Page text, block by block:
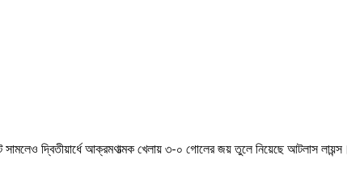
দ্বিতীয়ার্ধে আক্রমণাত্মক খেলায় ৩-০ গোলের জয় তুলে নিয়েছে আটলাস